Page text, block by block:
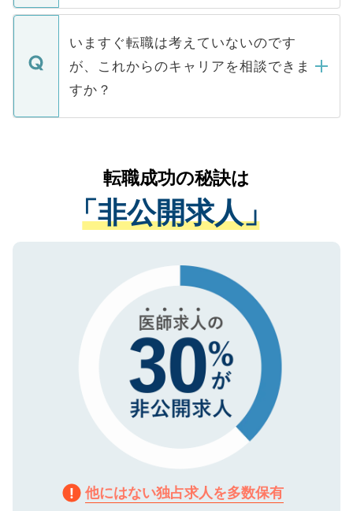
関を公にしてしまうと、応募が殺到する場
に、医療機関が求める条件に合った人材の
みを人材紹介会社に依頼するケースが増え
ています。
定を承諾する必要はありません。内定先へ
の辞退の連絡はキャリアパートナーが行い
個人情報が漏えいすることはありませんの
で、ご安心ください。当サイトからの登録
などで収集したご登録者様の個人情報は、
ご本人のキャリアアップおよび転職活動の
支援を目的に使用いたします。お預かりし
ているすべての個人データはご本人の許可
は、個人情報の取り扱いについての厳密な
管理基準を満たした事業者のみに付与され
る、プライバシーマークを取得済みです。
で、機密保持に関してもご安心ください。
いますぐ転職は考えていないのです
が、これからのキャリアを相談できま
すか？
かがいして、現在の医療機関の状況や紹介
経験をまじえながら、適切なアドバイスを
させていただきます。すぐにご転職をされ
ない方には、長期的なサポートが可能です
ので、まずはご登録ください。
転職成功の秘訣は
「非公開求人」
他にはない独占求人を多数保有